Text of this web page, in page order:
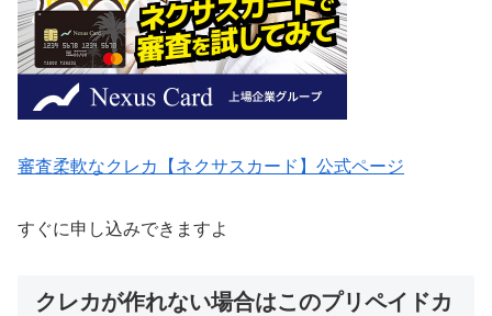
審査柔軟なクレカ【ネクサスカード】公式ページ
すぐに申し込みできますよ
クレカが作れない場合はこのプリペイドカ